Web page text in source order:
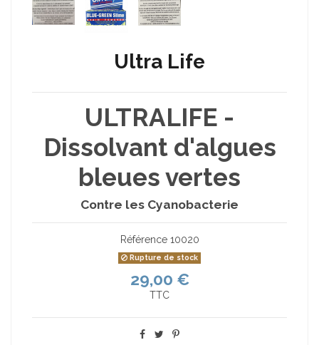
Ultra Life
ULTRALIFE -
Dissolvant d'algues
bleues vertes
Contre les Cyanobacterie
Référence 10020
Rupture de stock
29,00 €
TTC